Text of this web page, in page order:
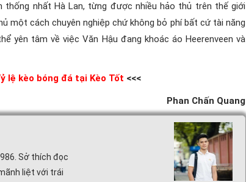
nhất Hà Lan, từng được nhiều hảo thủ trên thế giới
một cách chuyên nghiệp chứ không bỏ phí bất cứ tài năng
yên tâm về việc Văn Hậu đang khoác áo Heerenveen và
lệ kèo bóng đá tại Kèo Tốt <<<
Phan Chấn Quang
Sở thích đọc
liệt với trái